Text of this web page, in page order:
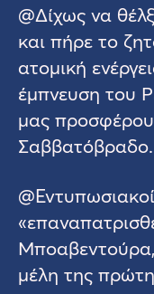
@Δίχως να
και πήρε το
ατομική
έμπνευση του
μας
μέλη της